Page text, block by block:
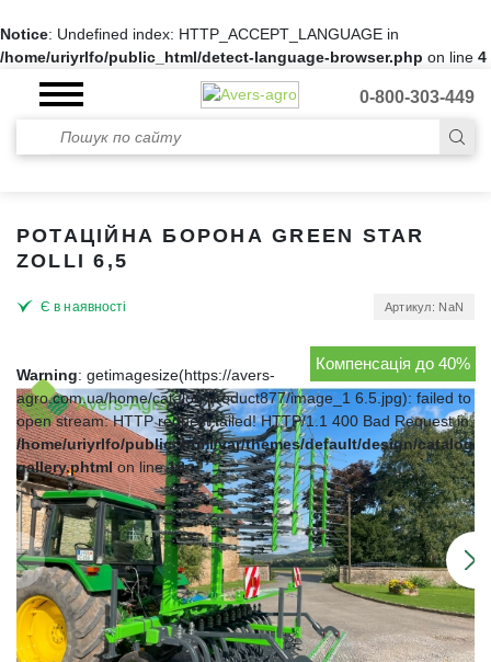
Notice: Undefined index: HTTP_ACCEPT_LANGUAGE in
/home/uriyrlfo/public_html/detect-language-browser.php on line 4
0-800-303-449
РОТАЦІЙНА БОРОНА GREEN STAR
ZOLLI 6,5
Є в наявності Артикул: NaN
Компенсація до 40%
Warning: getimagesize(https://avers-
agro.com.ua/home/catalog/product877/image_1 6.5.jpg): failed to
open stream: HTTP request failed! HTTP/1.1 400 Bad Request in
/home/uriyrlfo/public_html/var/themes/default/design/catalog/
gallery.phtmlon line18